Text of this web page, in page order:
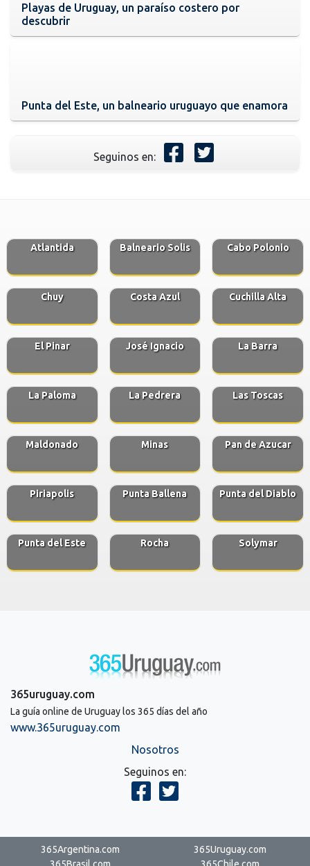
Playas de Uruguay, un paraíso costero por
descubrir
Punta del Este, un balneario uruguayo que enamora
Seguinos en:
Atlantida Balneario Solis Cabo Polonio
Chuy Costa Azul Cuchilla Alta
El Pinar José Ignacio La Barra
La Paloma La Pedrera Las Toscas
Maldonado Minas Pan de Azucar
Piriapolis Punta Ballena Punta del Diablo
Punta del Este Rocha Solymar
365uruguay.com
La guía online de Uruguay los 365 días del año
www.365uruguay.com
Nosotros
Seguinos en:
365Argentina.com
365Uruguay.com